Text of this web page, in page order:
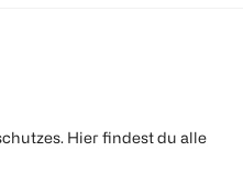
Hier findest du alle